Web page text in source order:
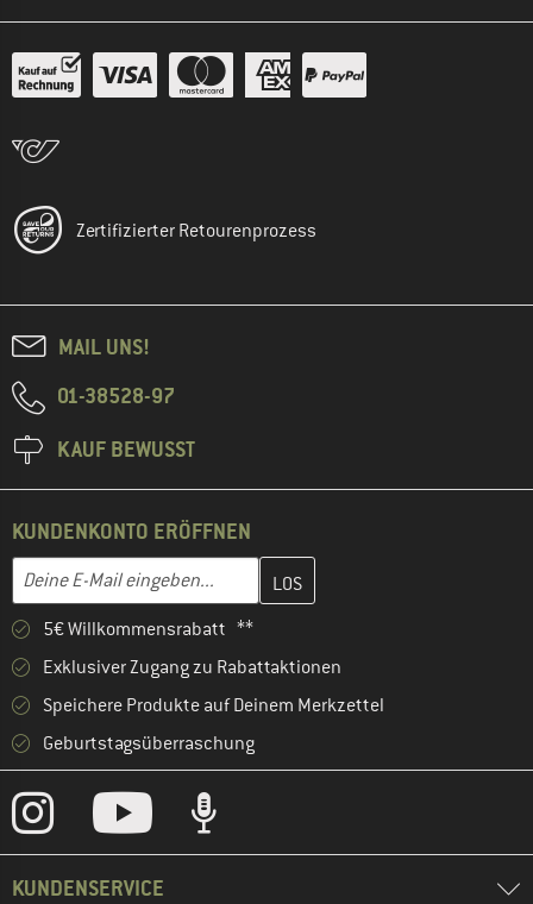
Zertifizierter Retourenprozess
MAIL UNS!
01-38528-97
KAUF BEWUSST
KUNDENKONTO ERÖFFNEN
E-Mail-Adresse
Gib hier deine E-Mail-Adresse ein und erstelle im nächsten
5€ Willkommensrabatt **
Exklusiver Zugang zu Rabattaktionen
Speichere Produkte auf Deinem Merkzettel
Geburtstagsüberraschung
KUNDENSERVICE